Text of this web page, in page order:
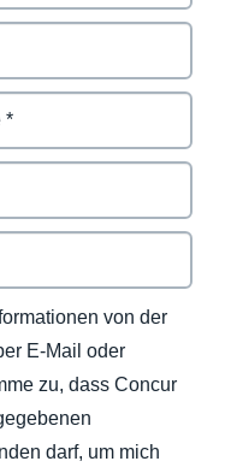
von der
E-Mail oder
zu, dass Concur
darf, um mich